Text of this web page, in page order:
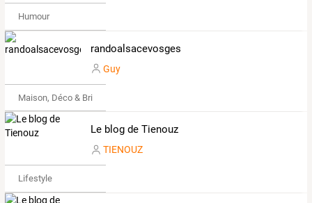
Humour
randoalsacevosges
Guy
Maison, Déco & Bricolage
Le blog de Tienouz
TIENOUZ
Lifestyle